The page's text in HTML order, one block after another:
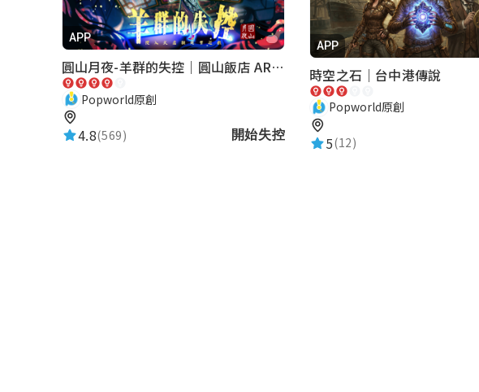
APP
圓山月夜-羊群的失控｜圓山飯店 ARG實境解謎遊戲
Popworld原創
4.8(569) 開始失控
APP
時空之石｜台中港傳說
Popworld原創
5(12)